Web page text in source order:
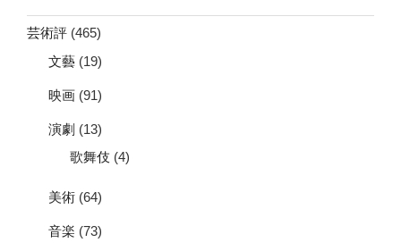
芸術評 (465)
文藝 (19)
映画 (91)
演劇 (13)
歌舞伎 (4)
美術 (64)
音楽 (73)